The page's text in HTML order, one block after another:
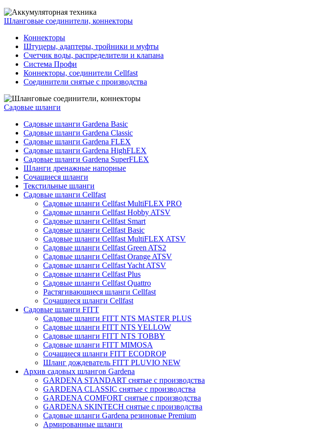
Шланговые соединители, коннекторы
Коннекторы
Штуцеры, адаптеры, тройники и муфты
Счетчик воды, распределители и клапана
Система Профи
Коннекторы, соединители Cellfast
Соединители снятые с производства
Садовые шланги
Садовые шланги Gardena Basic
Садовые шланги Gardena Classic
Садовые шланги Gardena FLEX
Садовые шланги Gardena HighFLEX
Садовые шланги Gardena SuperFLEX
Шланги дренажные напорные
Сочащиеся шланги
Текстильные шланги
Садовые шланги Cellfast
Садовые шланги Cellfast MultiFLEX PRO
Садовые шланги Cellfast Hobby ATSV
Садовые шланги Cellfast Smart
Садовые шланги Cellfast Basic
Садовые шланги Cellfast MultiFLEX ATSV
Садовые шланги Cellfast Green ATS2
Садовые шланги Cellfast Orange ATSV
Садовые шланги Cellfast Yacht ATSV
Садовые шланги Cellfast Plus
Садовые шланги Cellfast Quattro
Растягивающиеся шланги Cellfast
Сочащиеся шланги Cellfast
Садовые шланги FITT
Садовые шланги FITT NTS MASTER PLUS
Садовые шланги FITT NTS YELLOW
Садовые шланги FITT NTS TOBBY
Садовые шланги FITT MIMOSA
Сочащиеся шланги FITT ECODROP
Шланг дождеватель FITT PLUVIO NEW
Архив садовых шлангов Gardena
GARDENA STANDART снятые с производства
GARDENA CLASSIC снятые с производства
GARDENA COMFORT снятые с производства
GARDENA SKINTECH снятые с производства
Садовые шланги Gardena резиновые Premium
Армированные шланги